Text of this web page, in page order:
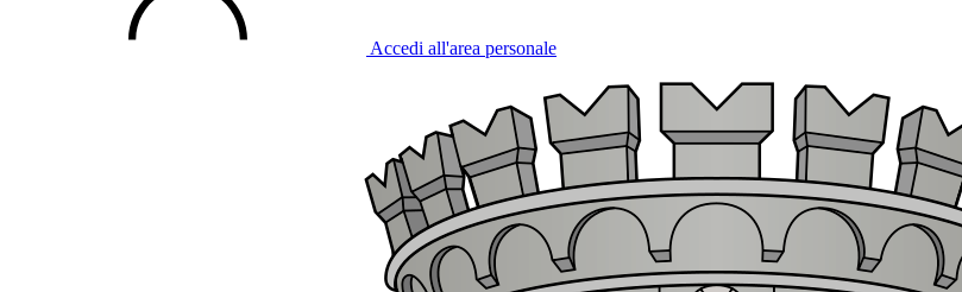
Accedi all'area personale